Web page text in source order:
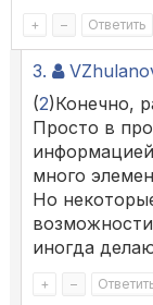
+ – Ответить
3.
(2)Конечно,
Просто в
много
Но
иногда
+ –